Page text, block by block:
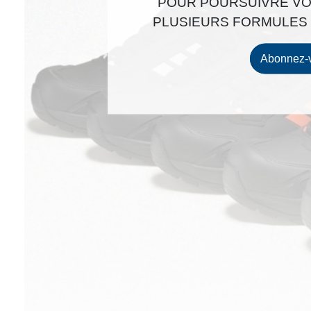
PLUSIEURS FORMULES
Abonnez-